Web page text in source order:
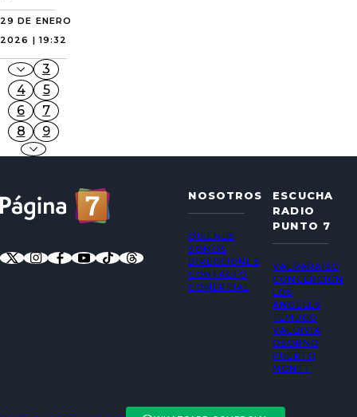
29 DE ENERO
2026 | 19:32
3
4
5
6
7
8
9
NOSOTROS
QUIÉNES
SOMOS
DIRECCIONES
CONTACTO
COMERCIAL
ESCUCHA
RADIO
PUNTO 7
VALPARAÍSO
CONCEPCIÓN
LOS
ÁNGELES
TEMUCO
VALDIVIA
OSORNO
PUERTO
MONTT